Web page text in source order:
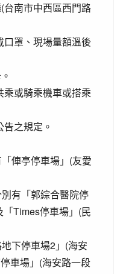
南市中西區西門路
罩、現場量額溫後
或騎乘機車或搭乘
之規定。
俥亭停車場」(友愛
別有「郭綜合醫院停
Times停車場」(民
下停車場2」(海安
車場」(海安路一段